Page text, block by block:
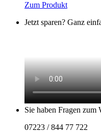
Zum Produkt
Jetzt sparen? Ganz
Sie haben Fragen zum
07223 / 844 77 722